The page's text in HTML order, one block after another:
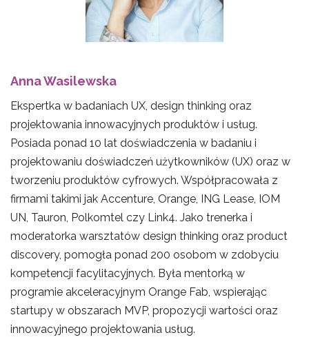
Anna Wasilewska
Ekspertka w badaniach UX, design thinking oraz
projektowania innowacyjnych produktów i usług.
Posiada ponad 10 lat doświadczenia w badaniu i
projektowaniu doświadczeń użytkowników (UX) oraz w
tworzeniu produktów cyfrowych. Współpracowała z
firmami takimi jak Accenture, Orange, ING Lease, IOM
UN, Tauron, Polkomtel czy Link4. Jako trenerka i
moderatorka warsztatów design thinking oraz product
discovery, pomogła ponad 200 osobom w zdobyciu
kompetencji facylitacyjnych. Była mentorką w
programie akceleracyjnym Orange Fab, wspierając
startupy w obszarach MVP, propozycji wartości oraz
innowacyjnego projektowania usług.